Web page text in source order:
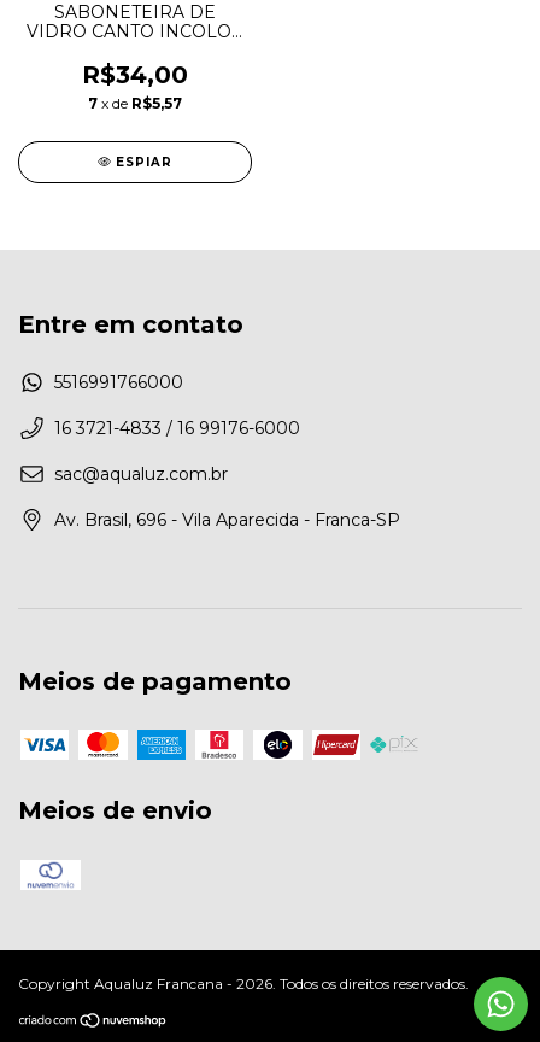
SABONETEIRA DE
VIDRO CANTO INCOLOR
R$34,00
7 x de R$5,57
ESPIAR
Entre em contato
5516991766000
16 3721-4833 / 16 99176-6000
sac@aqualuz.com.br
Av. Brasil, 696 - Vila Aparecida - Franca-SP
Meios de pagamento
Meios de envio
Copyright Aqualuz Francana - 2026. Todos os direitos reservados.